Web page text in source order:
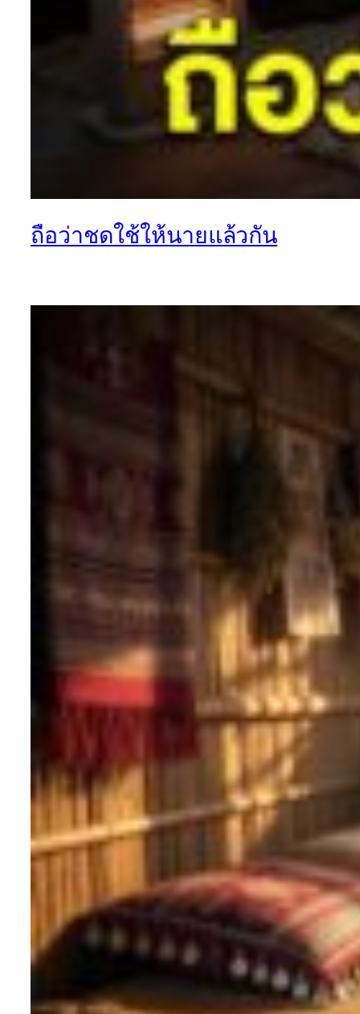
ถือว่าชดใช้ให้นายแล้วกัน